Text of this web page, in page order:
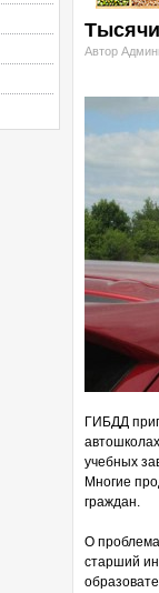
Автор
ГИБДД
учебных
Многие
граждан.
О
старший